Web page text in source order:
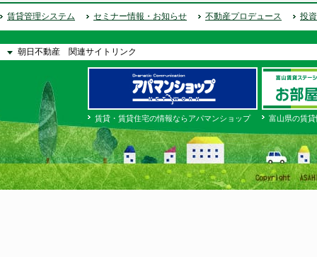
賃貸管理システム セミナー情報・お知らせ 不動産プロデュース 投
朝日不動産 関連サイトリンク
賃貸・賃貸住宅の情報ならアパマンショップ 富山県の賃